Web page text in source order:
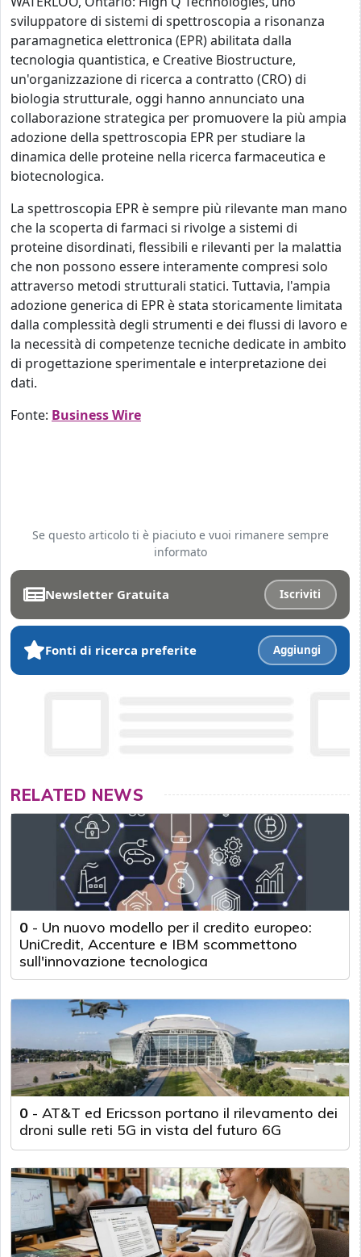
sviluppatore di sistemi di spettroscopia a risonanza
paramagnetica elettronica (EPR) abilitata dalla
tecnologia quantistica, e Creative Biostructure,
un'organizzazione di ricerca a contratto (CRO) di
biologia strutturale, oggi hanno annunciato una
collaborazione strategica per promuovere la più ampia
adozione della spettroscopia EPR per studiare la
dinamica delle proteine nella ricerca farmaceutica e
biotecnologica.
La spettroscopia EPR è sempre più rilevante man mano
che la scoperta di farmaci si rivolge a sistemi di
proteine disordinati, flessibili e rilevanti per la malattia
che non possono essere interamente compresi solo
attraverso metodi strutturali statici. Tuttavia, l'ampia
adozione generica di EPR è stata storicamente limitata
dalla complessità degli strumenti e dei flussi di lavoro e
la necessità di competenze tecniche dedicate in ambito
di progettazione sperimentale e interpretazione dei
dati.
Fonte: Business Wire
Se questo articolo ti è piaciuto e vuoi rimanere sempre
informato
Newsletter Gratuita Iscriviti
Fonti di ricerca preferite Aggiungi
RELATED NEWS
0 - Un nuovo modello per il credito europeo:
UniCredit, Accenture e IBM scommettono
sull'innovazione tecnologica
0 - AT&T ed Ericsson portano il rilevamento dei
droni sulle reti 5G in vista del futuro 6G